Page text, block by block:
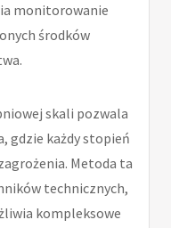
monitorowanie
środków
skali pozwala
gdzie każdy stopień
Metoda ta
technicznych,
kompleksowe